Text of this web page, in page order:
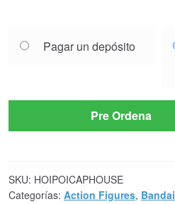
your
Pagar un depósito
Pre Ordena
SKU: HOIPOICAPHOUSE
Categorías: Action Figures, Bandai